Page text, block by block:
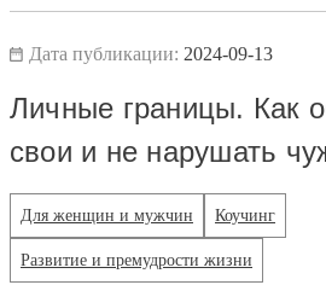
Дата публикации: 2024-09-13
Личные границы. Как
свои и не нарушать
Для женщин и мужчин Коучинг
Развитие и премудрости жизни